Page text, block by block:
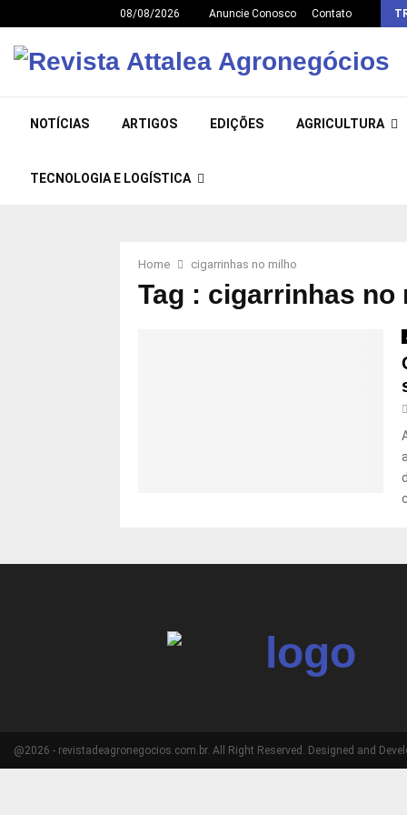
08/08/2026 Anuncie Conosco Contato
NOTÍCIAS ARTIGOS EDIÇÕES AGRICULTURA
TECNOLOGIA E LOGÍSTICA
Home cigarrinhas no milho
Tag : cigarrinhas no
@2026 - revistadeagronegocios.com.br. All Right Reserved. Designed and